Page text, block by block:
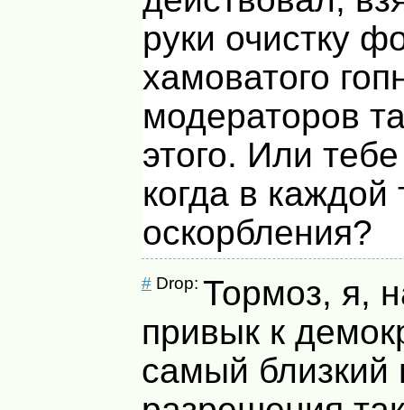
руки очистку
хамоватого
модераторов
этого. Или
когда в
оскорбления?
#Drop: Тормоз, я,
привык к
самый близкий